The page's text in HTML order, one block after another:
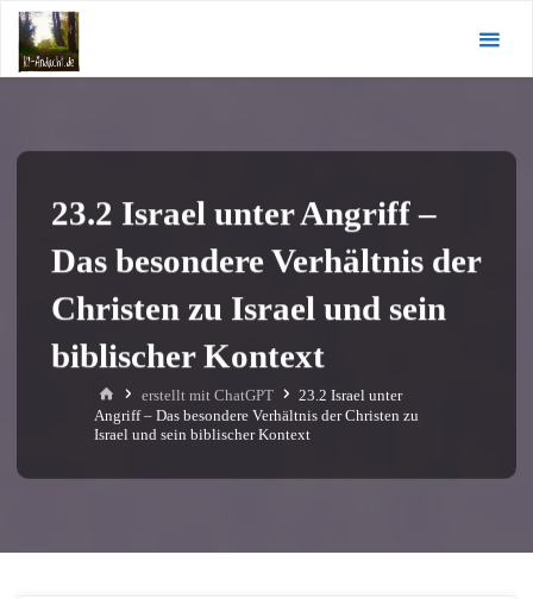
Zum
Inhalt
springen
23.2 Israel unter Angriff –
Das besondere Verhältnis der
Christen zu Israel und sein
biblischer Kontext
Starterstellt mit ChatGPT
23.2 Israel unter
Angriff – Das besondere Verhältnis der Christen zu
Israel und sein biblischer Kontext